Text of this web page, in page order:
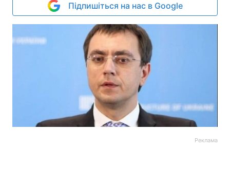
Підпишіться на нас в Google
Реклама